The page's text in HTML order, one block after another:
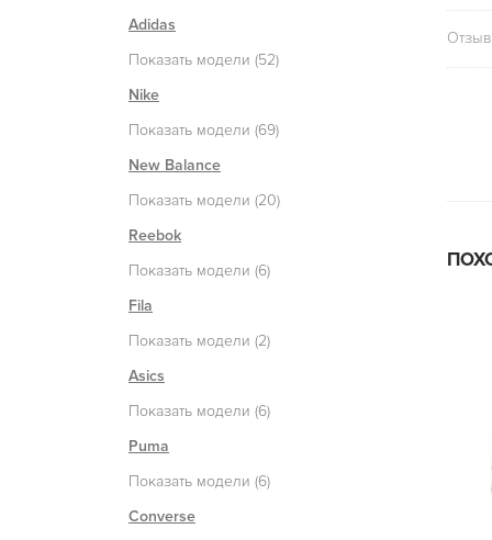
Adidas
Показать модели (52)
Nike
Показать модели (69)
New Balance
Показать модели (20)
Reebok
Показать модели (6)
Fila
Показать модели (2)
Asics
Показать модели (6)
Puma
Показать модели (6)
Converse